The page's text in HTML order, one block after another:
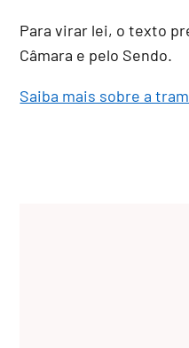
Para virar lei, o texto
Câmara e pelo Sendo.
Saiba mais sobre a